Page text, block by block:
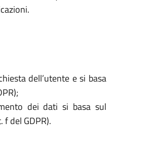
dell’utente e si basa
dei dati si basa sul
del GDPR).